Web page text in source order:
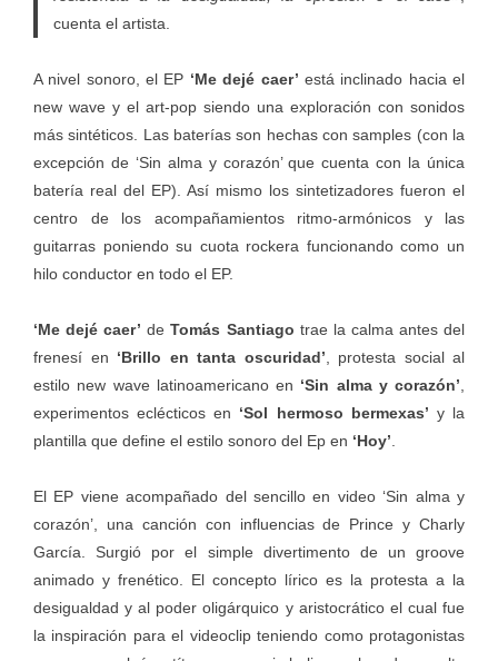
cuenta el artista.
A nivel sonoro, el EP ‘Me dejé caer’ está inclinado hacia el
new wave y el art-pop siendo una exploración con sonidos
más sintéticos. Las baterías son hechas con samples (con la
excepción de ‘Sin alma y corazón’ que cuenta con la única
batería real del EP). Así mismo los sintetizadores fueron el
centro de los acompañamientos ritmo-armónicos y las
guitarras poniendo su cuota rockera funcionando como un
hilo conductor en todo el EP.
‘Me dejé caer’deTomás Santiago trae la calma antes del
frenesí en ‘Brillo en tanta oscuridad’ , protesta social al
estilo new wave latinoamericano en ‘Sin alma y corazón’
experimentos eclécticos en ‘Sol hermoso bermexas’ y la
plantilla que define el estilo sonoro del Ep en ‘Hoy’
El EP viene acompañado del sencillo en video ‘Sin alma y
corazón’, una canción con influencias de Prince y Charly
García. Surgió por el simple divertimento de un groove
animado y frenético. El concepto lírico es la protesta a la
desigualdad y al poder oligárquico y aristocrático el cual fue
la inspiración para el videoclip teniendo como protagonistas